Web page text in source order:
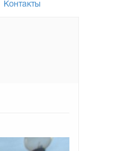
Контакты